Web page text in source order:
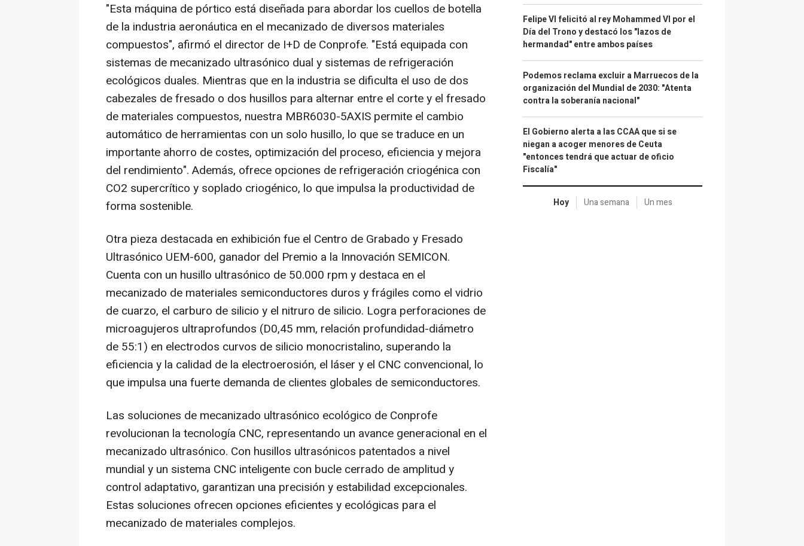
"Esta máquina de pórtico está diseñada para abordar los cuellos de botella
de la industria aeronáutica en el mecanizado de diversos materiales
compuestos", afirmó el director de I+D de Conprofe. "Está equipada con
sistemas de mecanizado ultrasónico dual y sistemas de refrigeración
ecológicos duales. Mientras que en la industria se dificulta el uso de dos
cabezales de fresado o dos husillos para alternar entre el corte y el fresado
de materiales compuestos, nuestra MBR6030-5AXIS permite el cambio
automático de herramientas con un solo husillo, lo que se traduce en un
importante ahorro de costes, optimización del proceso, eficiencia y mejora
del rendimiento". Además, ofrece opciones de refrigeración criogénica con
CO2 supercrítico y soplado criogénico, lo que impulsa la productividad de
forma sostenible.
Otra pieza destacada en exhibición fue el Centro de Grabado y Fresado
Ultrasónico UEM-600, ganador del Premio a la Innovación SEMICON.
Cuenta con un husillo ultrasónico de 50.000 rpm y destaca en el
mecanizado de materiales semiconductores duros y frágiles como el vidrio
de cuarzo, el carburo de silicio y el nitruro de silicio. Logra perforaciones de
microagujeros ultraprofundos (D0,45 mm, relación profundidad-diámetro
de 55:1) en electrodos curvos de silicio monocristalino, superando la
eficiencia y la calidad de la electroerosión, el láser y el CNC convencional, lo
que impulsa una fuerte demanda de clientes globales de semiconductores.
Las soluciones de mecanizado ultrasónico ecológico de Conprofe
revolucionan la tecnología CNC, representando un avance generacional en el
mecanizado ultrasónico. Con husillos ultrasónicos patentados a nivel
mundial y un sistema CNC inteligente con bucle cerrado de amplitud y
control adaptativo, garantizan una precisión y estabilidad excepcionales.
Estas soluciones ofrecen opciones eficientes y ecológicas para el
mecanizado de materiales complejos.
Felipe VI felicitó al rey Mohammed VI por el
Día del Trono y destacó los "lazos de
hermandad" entre ambos países
Podemos reclama excluir a Marruecos de la
organización del Mundial de 2030: "Atenta
contra la soberanía nacional"
El Gobierno alerta a las CCAA que si se
niegan a acoger menores de Ceuta
"entonces tendrá que actuar de oficio
Fiscalía"
Hoy Una semana Un mes